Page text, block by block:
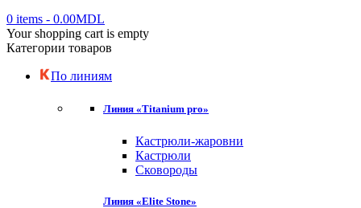
0 items - 0.00MDL
Your shopping cart is empty
Категории товаров
По линиям
Линия «Titanium pro»
Кастрюли-жаровни
Кастрюли
Сковороды
Линия «Elite Stone»